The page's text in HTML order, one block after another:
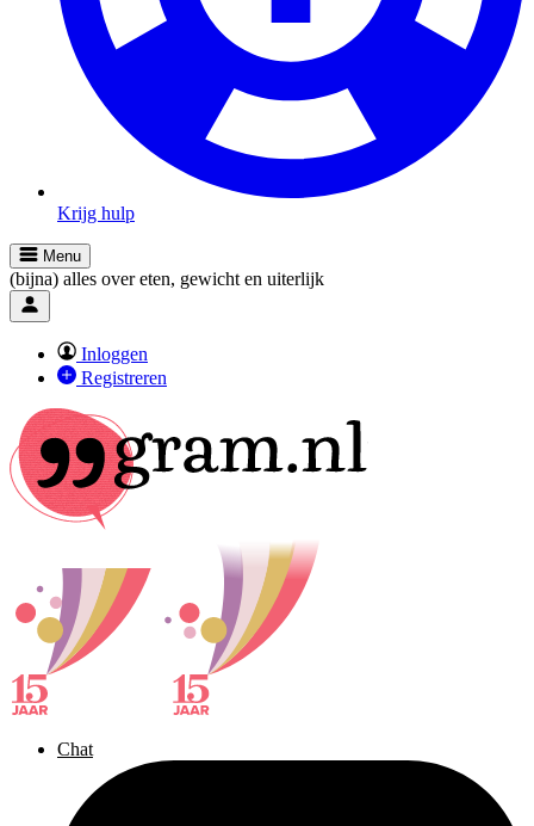
Krijg hulp
Menu
(bijna) alles over eten, gewicht en uiterlijk
Inloggen
Registreren
Chat